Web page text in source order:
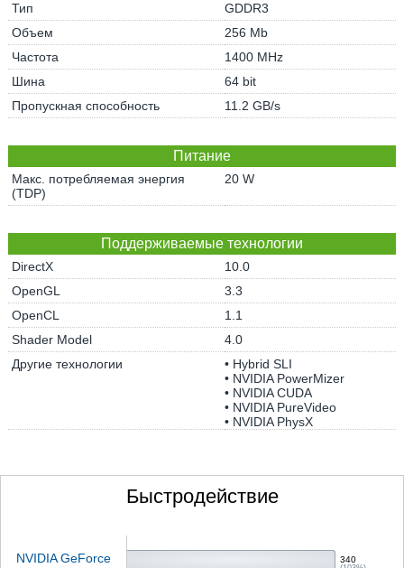
Тип
GDDR3
Объем
256 Mb
Частота
1400 MHz
Шина
64 bit
Пропускная способность
11.2 GB/s
Питание
Макс. потребляемая энергия
(TDP)
20 W
Поддерживаемые технологии
DirectX
10.0
OpenGL
3.3
OpenCL
1.1
Shader Model
4.0
Другие технологии
• Hybrid SLI
• NVIDIA PowerMizer
• NVIDIA CUDA
• NVIDIA PureVideo
• NVIDIA PhysX
Быстродействие
NVIDIA GeForce
340